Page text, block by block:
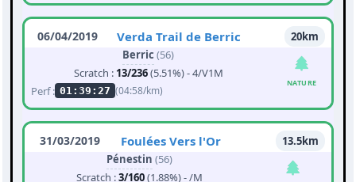
06/04/2019 Verda Trail de Berric
20km
Berric (56)
Scratch : 13/236(5.51%) - 4/V1M
Perf : 01:39:27 (04:58/km)
NATURE
31/03/2019 Foulées Vers l'Or
13.5km
Pénestin (56)
Scratch :3/160(1.88%) - /M